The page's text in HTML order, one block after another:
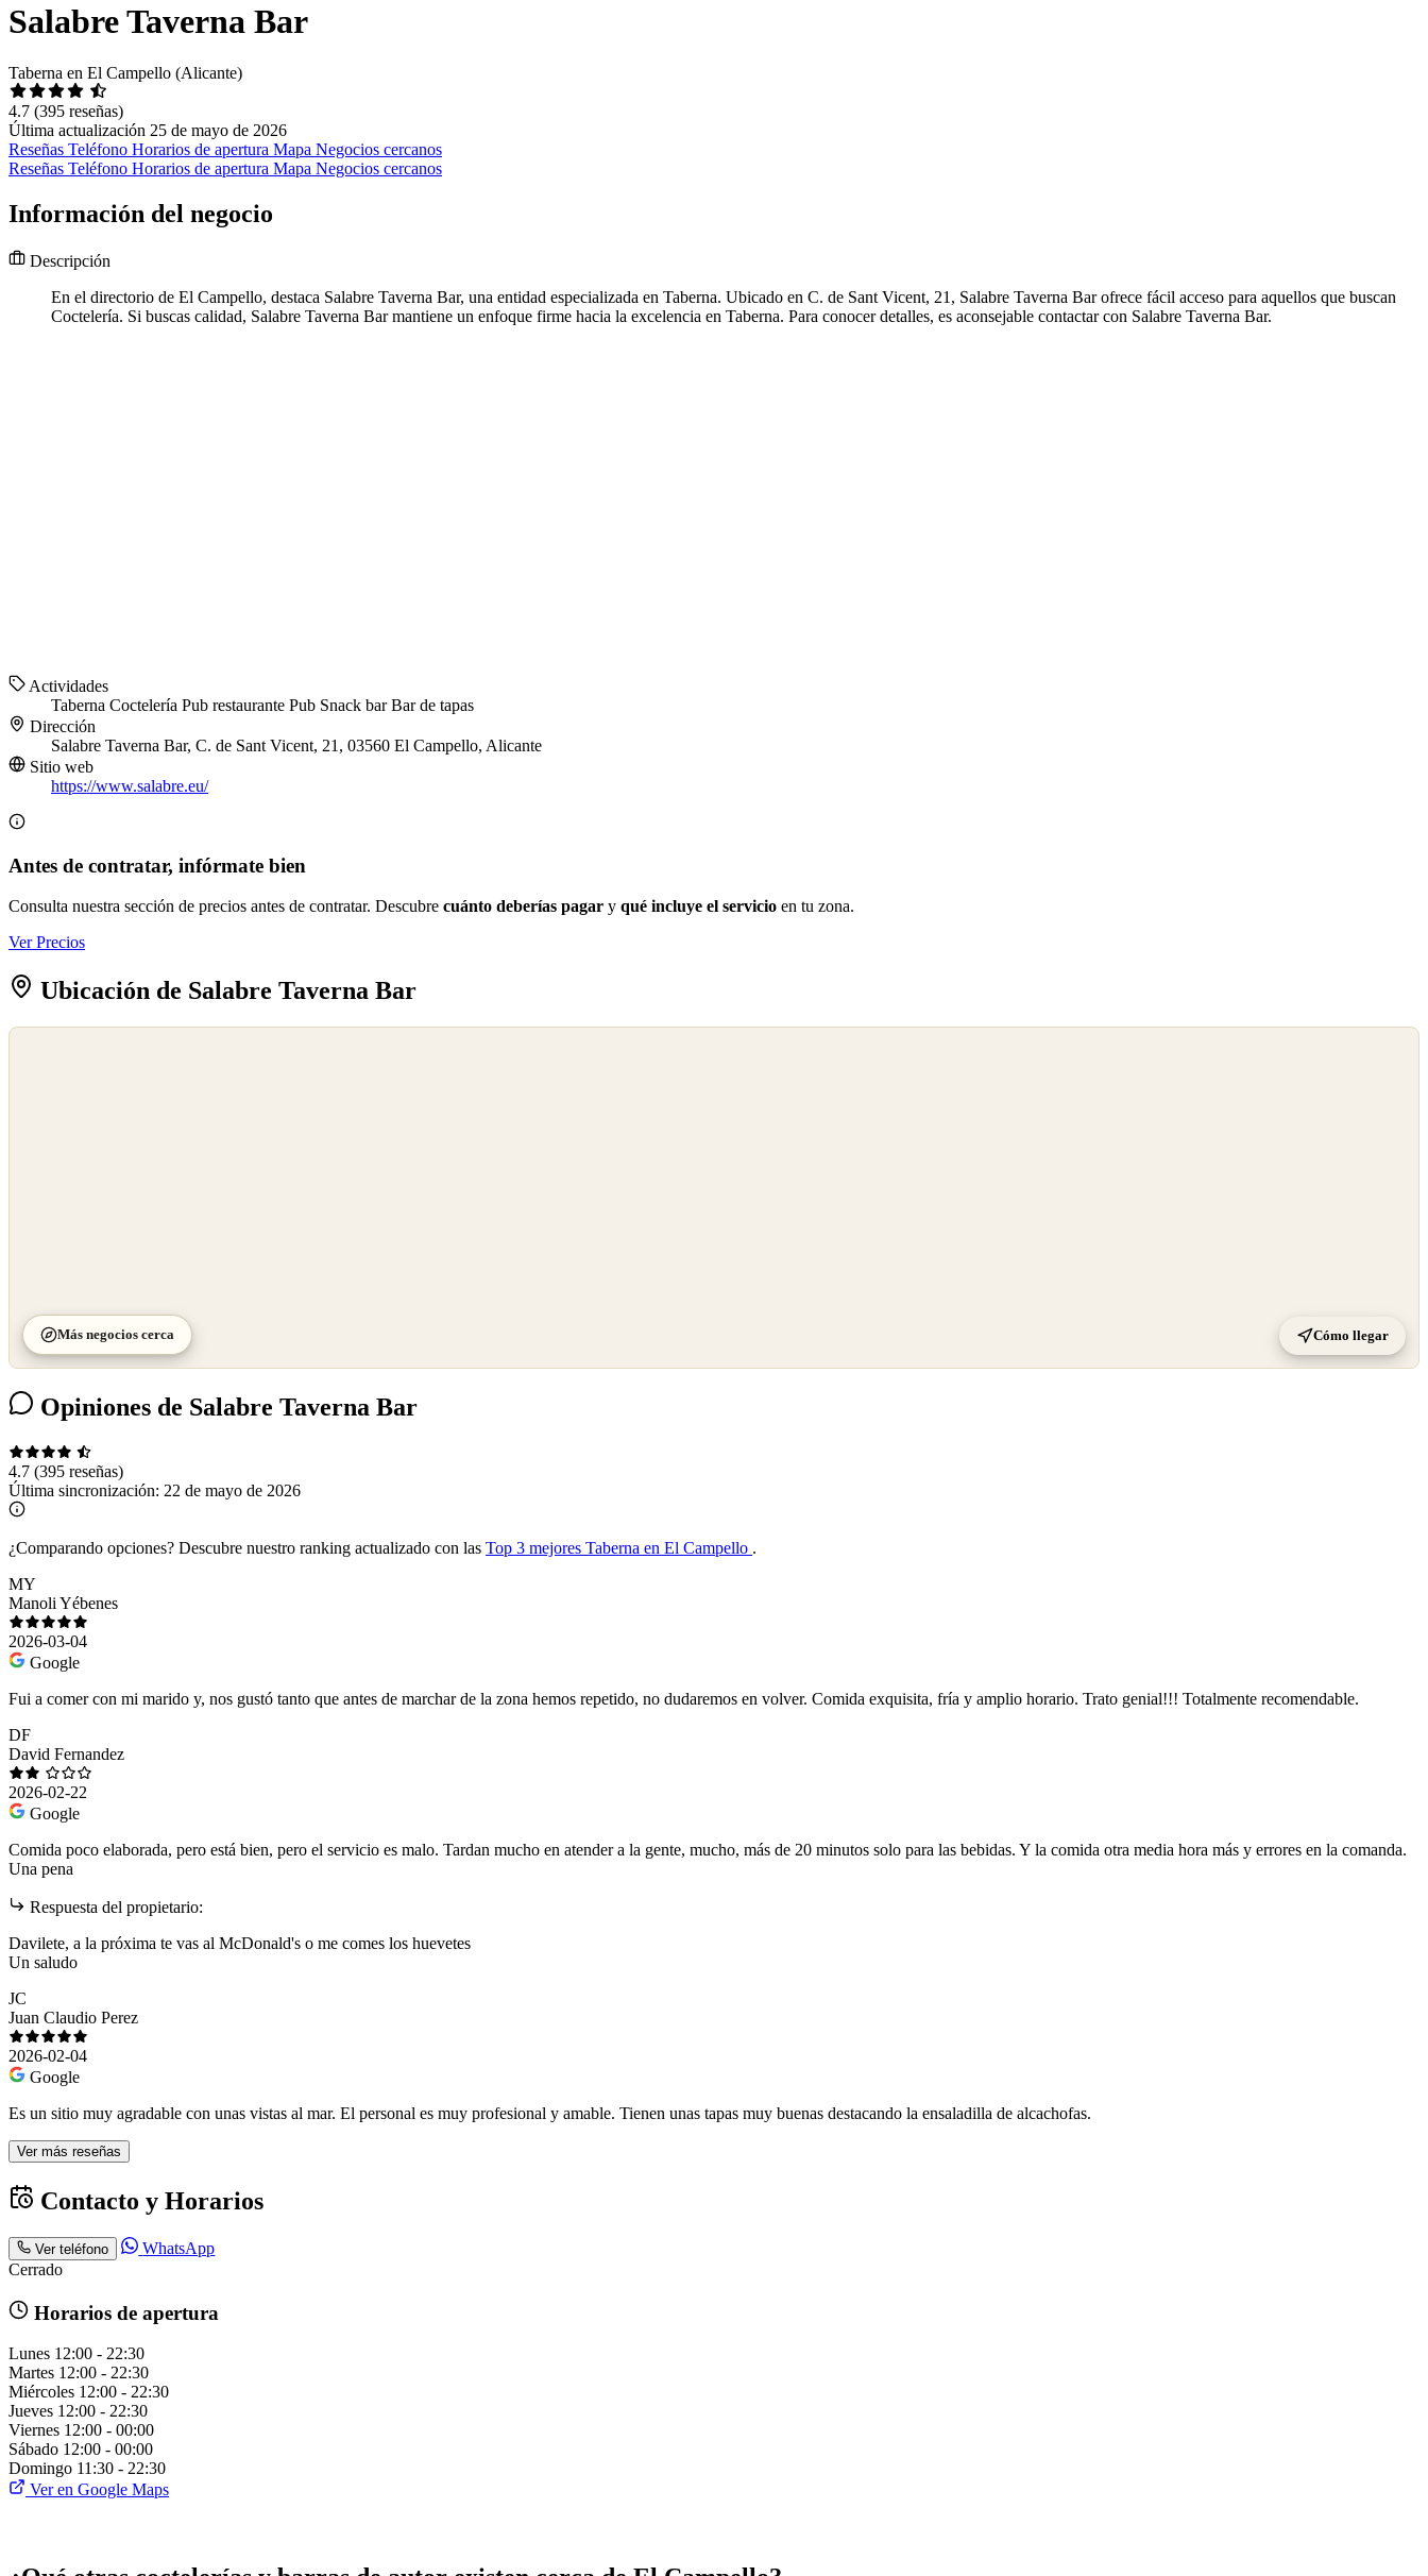
Salabre Taverna Bar
Taberna en El Campello (Alicante)
4.7 (395 reseñas)
Última actualización 25 de mayo de 2026
Reseñas Teléfono Horarios de apertura Mapa Negocios cercanos
Reseñas Teléfono Horarios de apertura Mapa Negocios cercanos
Información del negocio
Descripción
En el directorio de El Campello, destaca Salabre Taverna Bar, una entidad especializada en Taberna. Ubicado en C. de Sant Vicent, 21, Salabre Taverna Bar ofrece fácil acceso para aquellos que buscan
Coctelería. Si buscas calidad, Salabre Taverna Bar mantiene un enfoque firme hacia la excelencia en Taberna. Para conocer detalles, es aconsejable contactar con Salabre Taverna Bar.
Actividades
Taberna Coctelería Pub restaurante Pub Snack barBar de tapas
Dirección
Salabre Taverna Bar, C. de Sant Vicent, 21, 03560 El Campello, Alicante
Sitio web
https://www.salabre.eu/
Antes de contratar, infórmate bien
Consulta nuestra sección de precios antes de contratar. Descubre cuánto deberías pagar y qué incluye el servicio en tu zona.
Ver Precios
Ubicación de Salabre Taverna Bar
Más negocios cerca Cómo llegar
Opiniones de Salabre Taverna Bar
4.7 (395 reseñas)
Última sincronización: 22 de mayo de 2026
¿Comparando opciones? Descubre nuestro ranking actualizado con las Top 3 mejores Taberna en El Campello .
MY
Manoli Yébenes
2026-03-04
Google
Fui a comer con mi marido y, nos gustó tanto que antes de marchar de la zona hemos repetido, no dudaremos en volver. Comida exquisita, fría y amplio horario. Trato genial!!! Totalmente recomendable.
DF
David Fernandez
2026-02-22
Google
Comida poco elaborada, pero está bien, pero el servicio es malo. Tardan mucho en atender a la gente, mucho, más de 20 minutos solo para las bebidas. Y la comida otra media hora más y errores en la comanda.
Una pena
Respuesta del propietario:
Davilete, a la próxima te vas al McDonald's o me comes los huevetes
Un saludo
JC
Juan Claudio Perez
2026-02-04
Google
Es un sitio muy agradable con unas vistas al mar. El personal es muy profesional y amable. Tienen unas tapas muy buenas destacando la ensaladilla de alcachofas.
Ver más reseñas
Contacto y Horarios
Ver teléfono
WhatsApp
Cerrado
Horarios de apertura
Lunes 12:00 - 22:30
Martes 12:00 - 22:30
Miércoles 12:00 - 22:30
Jueves 12:00 - 22:30
Viernes 12:00 - 00:00
Sábado 12:00 - 00:00
Domingo 11:30 - 22:30
Ver en Google Maps